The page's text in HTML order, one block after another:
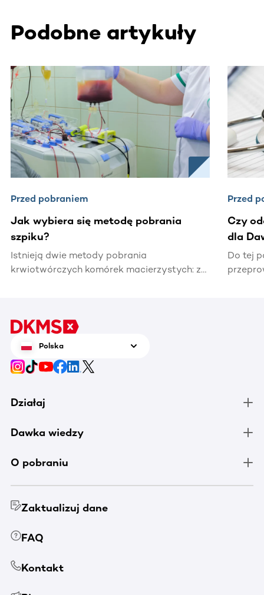
Podobne artykuły
Ta sekcja zawiera treści przewijane w poziomie. Użyj
Przed pobraniem
Jak wybiera się metodę pobrania
szpiku?
Istnieją dwie metody pobrania
krwiotwórczych komórek macierzystych: z
transplantacji? Co bierze się pod uwagę?
Czy Dawca ma wpływ na wybór metody
pobrania?
Przed
Czy
dla
Do tej
Polska
Działaj
Dawka wiedzy
O pobraniu
Zaktualizuj dane
FAQ
Kontakt